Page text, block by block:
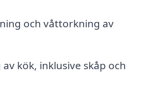
och våttorkning av
kök, inklusive skåp och